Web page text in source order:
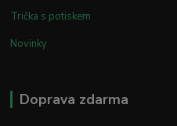
Trička s potiskem
Novinky
Doprava zdarma